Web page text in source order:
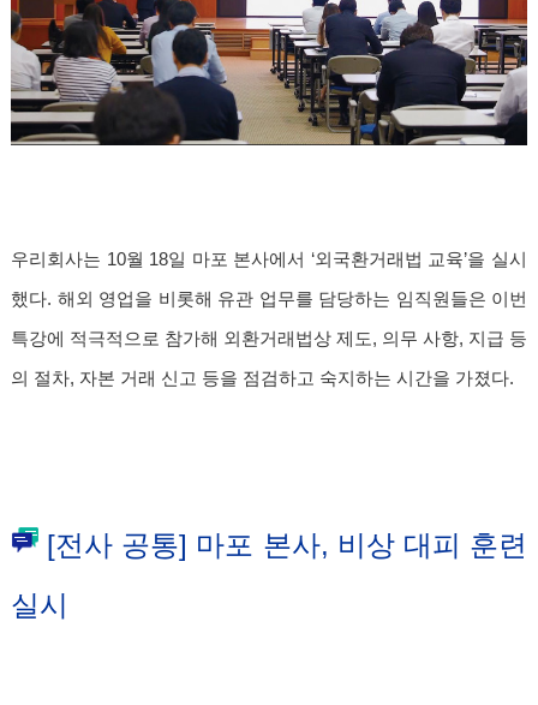
우리회사는 10월 18일 마포 본사에서 ‘외국환거래법 교육’을 실시
했다. 해외 영업을 비롯해 유관 업무를 담당하는 임직원들은 이번
특강에 적극적으로 참가해 외환거래법상 제도, 의무 사항, 지급 등
의 절차, 자본 거래 신고 등을 점검하고 숙지하는 시간을 가졌다.
[전사 공통] 마포 본사, 비상 대피 훈련
실시